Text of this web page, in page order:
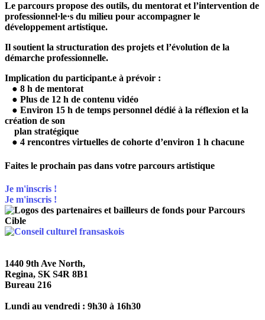
Le parcours propose des outils, du mentorat et l’intervention de
professionnel·le·s du milieu pour accompagner le
développement artistique.
Il soutient la structuration des projets et l’évolution de la
démarche professionnelle.
Implication du participant.e à prévoir :
● 8 h de mentorat
● Plus de 12 h de contenu vidéo
● Environ 15 h de temps personnel dédié à la réflexion et la
création de son
plan stratégique
● 4 rencontres virtuelles de cohorte d’environ 1 h chacune
Faites le prochain pas dans votre parcours artistique
Je m'inscris !
Je m'inscris !
1440 9th Ave North,
Regina, SK S4R 8B1
Bureau 216
Lundi au vendredi : 9h30 à 16h30